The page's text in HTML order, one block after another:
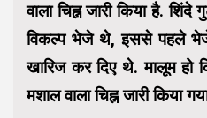
वाला चिह्न जारी किया है.
विकल्प भेजे थे, इससे पहले
खारिज कर दिए थे. मालूम हो
मशाल वाला चिह्न जारी किया